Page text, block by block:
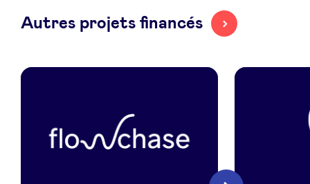
Autres projets financés